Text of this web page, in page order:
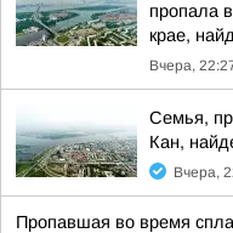
пропала
крае,
Вчера,
Семья,
Кан,
Вчера,
Пропавшая во время